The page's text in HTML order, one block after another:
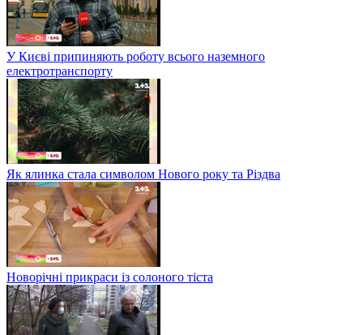
У Києві припиняють роботу всього наземного
електротранспорту
Як ялинка стала символом Нового року та Різдва
Новорічні прикраси із солоного тіста